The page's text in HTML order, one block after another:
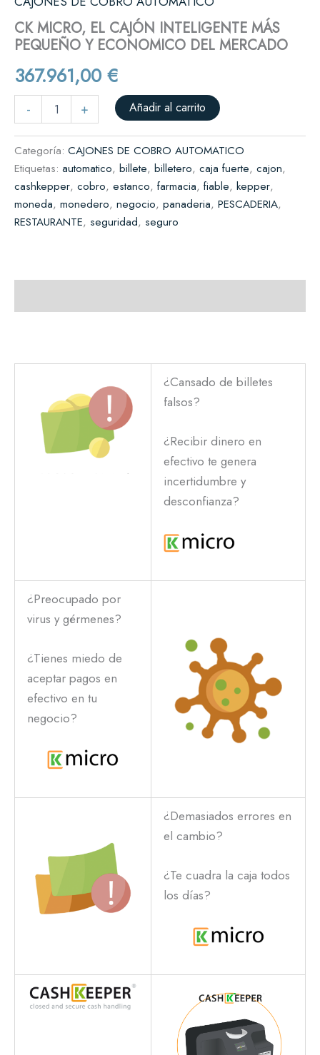
CK MICRO, EL CAJÓN INTELIGENTE MÁS
PEQUEÑO Y ECONOMICO DEL MERCADO
367.961,00 €
- + Añadir al carrito
Categoría: CAJONES DE COBRO AUTOMATICO
Etiquetas: automatico, billete, billetero, caja fuerte, cajon,
cashkepper, cobro, estanco, farmacia, fiable, kepper,
moneda, monedero, negocio, panaderia, PESCADERIA,
RESTAURANTE, seguridad, seguro
¿Cansado de billetes
falsos?
¿Recibir dinero en
efectivo te genera
incertidumbre y
desconfianza?
¿Preocupado por
virus y gérmenes?
¿Tienes miedo de
aceptar pagos en
efectivo en tu
negocio?
¿Demasiados errores en
el cambio?
¿Te cuadra la caja todos
los días?